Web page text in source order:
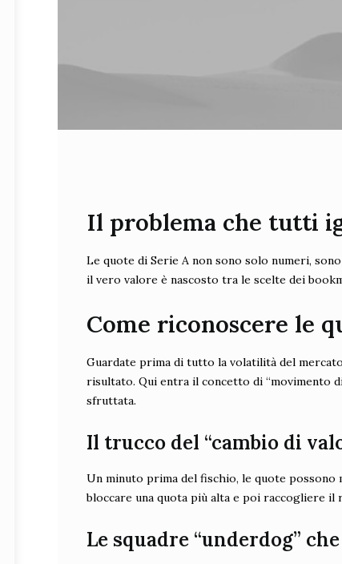
Il problema che tutti
Le quote di Serie A non sono solo numeri,
il vero valore è nascosto tra le scelte dei
Come riconoscere le
Guardate prima di tutto la volatilità del
risultato. Qui entra il concetto di “movimento
sfruttata.
Il trucco del “cambio di
Un minuto prima del fischio, le quote possono
bloccare una quota più alta e poi raccogliere
Le squadre “underdog”